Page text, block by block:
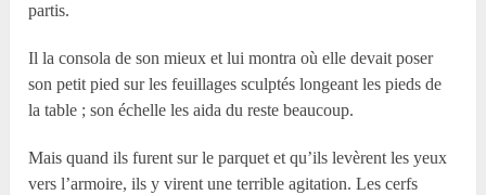
partis.
Il la consola de son mieux et lui montra où elle devait poser
son petit pied sur les feuillages sculptés longeant les pieds de
la table ; son échelle les aida du reste beaucoup.
Mais quand ils furent sur le parquet et qu’ils levèrent les yeux
vers l’armoire, ils y virent une terrible agitation. Les cerfs